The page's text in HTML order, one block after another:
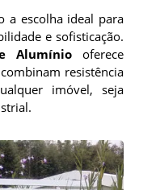
a escolha ideal para
e sofisticação.
Alumínio oferece
resistência
imóvel, seja